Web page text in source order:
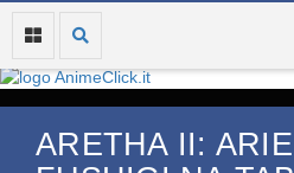
ARETHA II: